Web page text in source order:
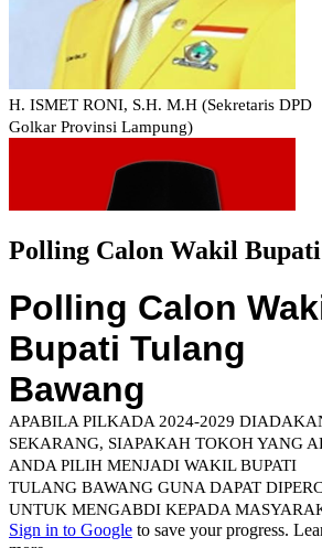
Polling Calon Wakil Bupati